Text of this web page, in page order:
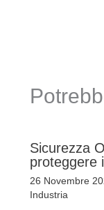
Sicurezza
proteggere
26 Novembre
Industria